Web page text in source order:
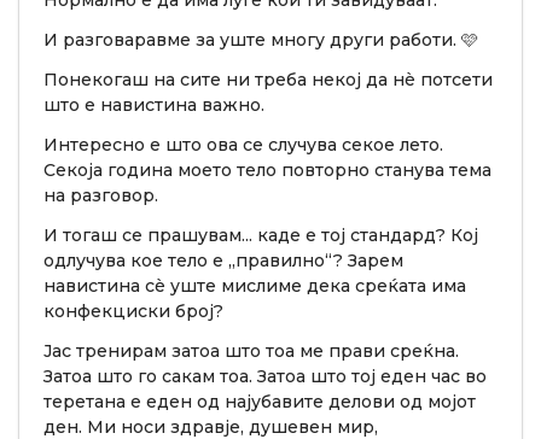
И разговаравме за уште многу други работи. 🩷
Понекогаш на сите ни треба некој да нè потсети
што е навистина важно.
Интересно е што ова се случува секое лето.
Секоја година моето тело повторно станува тема
на разговор.
И тогаш се прашувам... каде е тој стандард? Кој
одлучува кое тело е „правилно“? Зарем
навистина сè уште мислиме дека среќата има
конфекциски број?
Јас тренирам затоа што тоа ме прави среќна.
Затоа што го сакам тоа. Затоа што тој еден час во
теретана е еден од најубавите делови од мојот
ден. Ми носи здравје, душевен мир,